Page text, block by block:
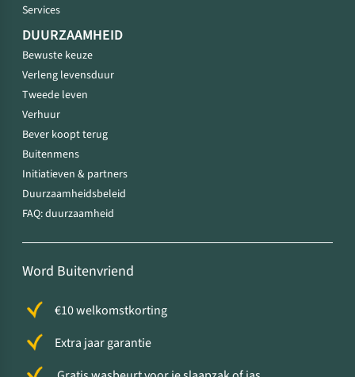
Services
DUURZAAMHEID
Bewuste keuze
Verleng levensduur
Tweede leven
Verhuur
Bever koopt terug
Buitenmens
Initiatieven & partners
Duurzaamheidsbeleid
FAQ: duurzaamheid
Word Buitenvriend
€10 welkomstkorting
Extra jaar garantie